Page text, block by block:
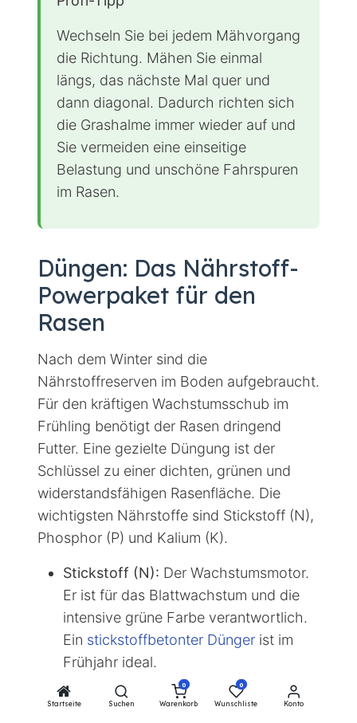
Startseite Suchen
0
Warenkorb
0
Wunschliste Konto
und robusten Grasnarbe führt. Passende
Elektrowerkzeugeund Mähroboter
erleichtern diese regelmäßige Arbeit
erheblich.
Profi-Tipp
Wechseln Sie bei jedem Mähvorgang
die Richtung. Mähen Sie einmal
die Grashalme immer wieder auf und
Sie vermeiden eine einseitige
Belastung und unschöne Fahrspuren
im Rasen.
Düngen: Das Nährstoff-
Powerpaket für den
Rasen
Nach dem Winter sind die
Nährstoffreserven im Boden aufgebraucht.
Für den kräftigen Wachstumsschub im
Futter. Eine gezielte Düngung ist der
Schlüssel zu einer dichten, grünen und
widerstandsfähigen Rasenfläche. Die
wichtigsten Nährstoffe sind Stickstoff (N),
Phosphor (P) und Kalium (K).
Stickstoff (N): Der Wachstumsmotor.